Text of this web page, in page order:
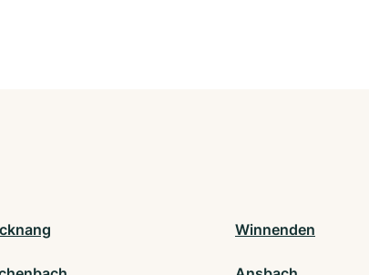
Winnenden